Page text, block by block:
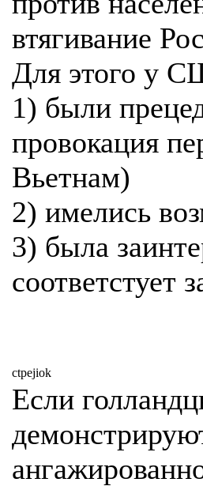
втягивание
Для этого у
1) были
провокация
Вьетнам)
2) имелись
3) была
соответстует
ctpejiok
Если